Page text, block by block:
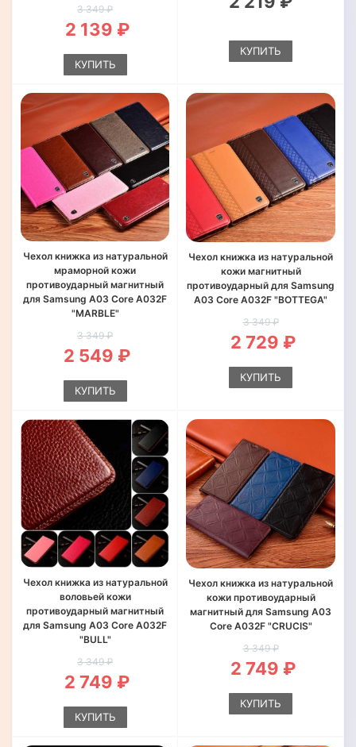
3 349 ₽
2 139 ₽
КУПИТЬ
КУПИТЬ
Чехол книжка из натуральной
мраморной кожи
противоударный магнитный
для Samsung A03 Core A032F
"MARBLE"
3 349 ₽
2 549 ₽
КУПИТЬ
Чехол книжка из натуральной
кожи магнитный
противоударный для Samsung
A03 Core A032F "BOTTEGA"
3 349 ₽
2 729 ₽
КУПИТЬ
Чехол книжка из натуральной
воловьей кожи
противоударный магнитный
для Samsung A03 Core A032F
"BULL"
3 349 ₽
2 749 ₽
КУПИТЬ
Чехол книжка из натуральной
кожи противоударный
магнитный для Samsung A03
Core A032F "CRUCIS"
3 349 ₽
2 749 ₽
КУПИТЬ